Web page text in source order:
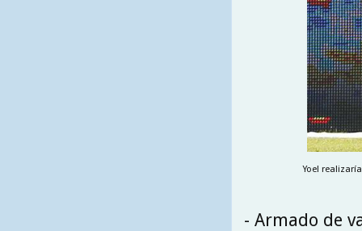
Yoel
- Armado de